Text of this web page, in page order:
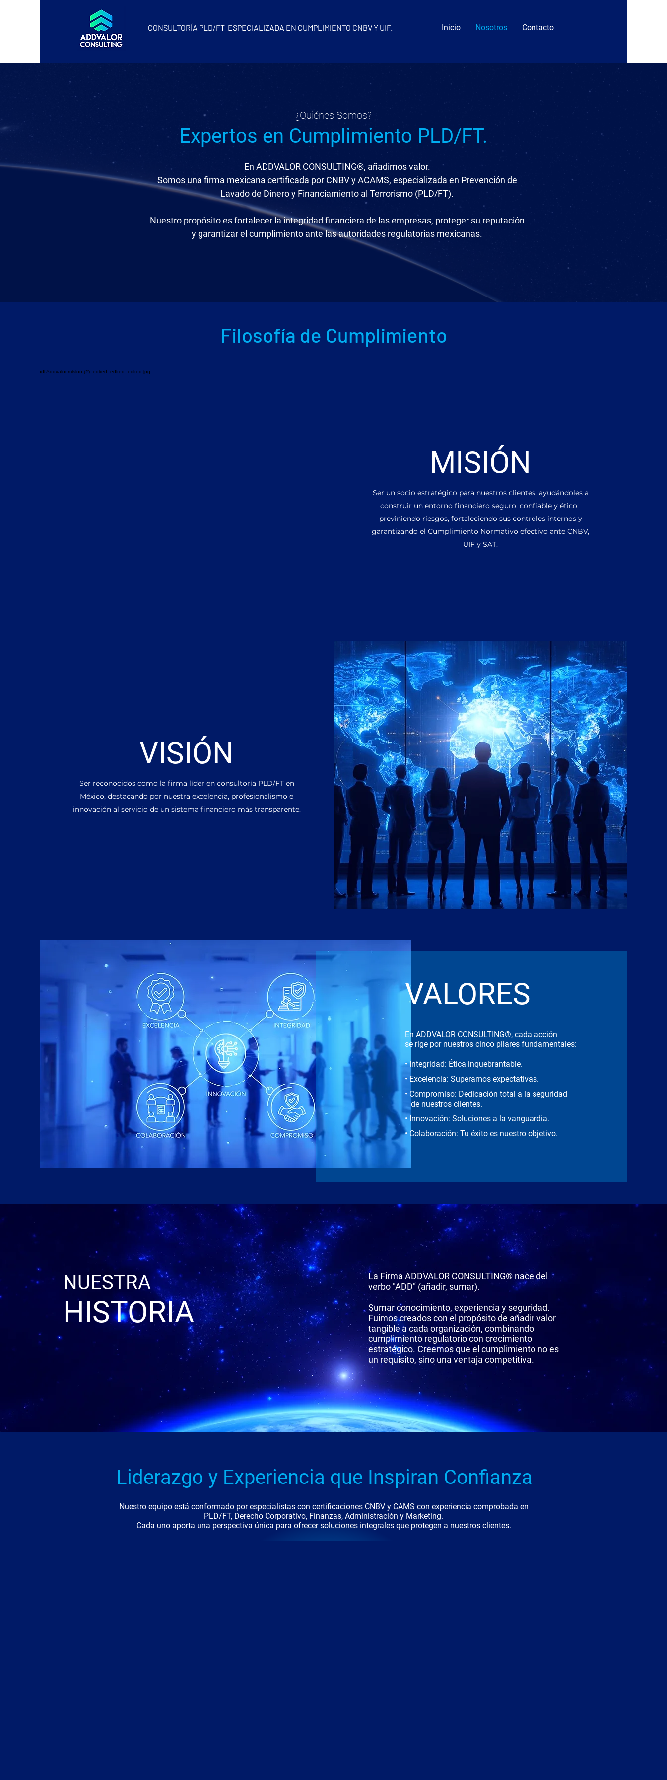
CONSULTORÍA PLD/FT ESPECIALIZADA EN CUMPLIMIENTO CNBV Y UIF. Inicio Nosotros Contacto
¿Quiénes Somos?
Expertos en Cumplimiento PLD/FT.
En ADDVALOR CONSULTING®, añadimos valor.
Somos una firma mexicana certificada por CNBV y ACAMS, especializada en Prevención de
Lavado de Dinero y Financiamiento al Terrorismo (PLD/FT).
Nuestro propósito es fortalecer la integridad financiera de las empresas, proteger su reputación
y garantizar el cumplimiento ante las autoridades regulatorias mexicanas.
Filosofía de Cumplimiento
MISIÓN
Ser un socio estratégico para nuestros clientes, ayudándoles a
construir un entorno financiero seguro, confiable y ético;
previniendo riesgos, fortaleciendo sus controles internos y
garantizando el Cumplimiento Normativo efectivo ante CNBV,
UIF y SAT.
VISIÓN
Ser reconocidos como la firma líder en consultoría PLD/FT en
México, destacando por nuestra excelencia, profesionalismo e
innovación al servicio de un sistema financiero más transparente.
VALORES
En ADDVALOR CONSULTING®, cada acción
se rige por nuestros cinco pilares fundamentales:
• Integridad: Ética inquebrantable.
• Excelencia: Superamos expectativas.
• Compromiso: Dedicación total a la seguridad
de nuestros clientes.
• Innovación: Soluciones a la vanguardia.
• Colaboración: Tu éxito es nuestro objetivo.
NUESTRA
HISTORIA
La Firma ADDVALOR CONSULTING® nace del
verbo "ADD" (añadir, sumar).
Sumar conocimiento, experiencia y seguridad.
Fuimos creados con el propósito de añadir valor
tangible a cada organización, combinando
cumplimiento regulatorio con crecimiento
estratégico. Creemos que el cumplimiento no es
un requisito, sino una ventaja competitiva.
Liderazgo y Experiencia que Inspiran Confianza
Nuestro equipo está conformado por especialistas con certificaciones CNBV y CAMS con experiencia comprobada en
PLD/FT, Derecho Corporativo, Finanzas, Administración y Marketing.
Cada uno aporta una perspectiva única para ofrecer soluciones integrales que protegen a nuestros clientes.